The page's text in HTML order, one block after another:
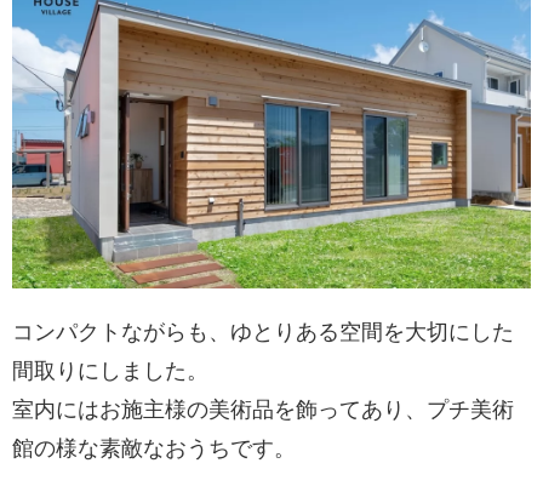
コンパクトながらも、ゆとりある空間を大切にした
間取りにしました。
室内にはお施主様の美術品を飾ってあり、プチ美術
館の様な素敵なおうちです。